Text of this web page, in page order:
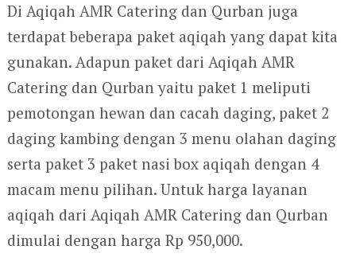
Di Aqiqah AMR Catering dan Qurban juga
terdapat beberapa paket aqiqah yang dapat kita
gunakan. Adapun paket dari Aqiqah AMR
Catering dan Qurban yaitu paket 1 meliputi
pemotongan hewan dan cacah daging, paket 2
daging kambing dengan 3 menu olahan daging
serta paket 3 paket nasi box aqiqah dengan 4
macam menu pilihan. Untuk harga layanan
aqiqah dari Aqiqah AMR Catering dan Qurban
dimulai dengan harga Rp 950,000.